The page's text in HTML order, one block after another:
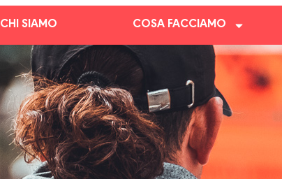
CHI SIAMO COSA FACCIAMO